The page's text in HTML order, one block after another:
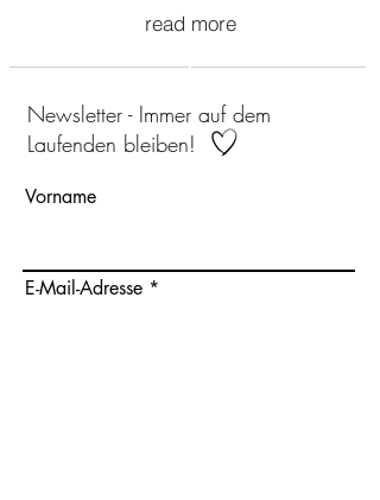
read more
Newsletter - Immer auf dem
Laufenden bleiben!
Vorname
E-Mail-Adresse